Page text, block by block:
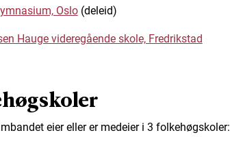
Oslo(deleid)
Hauge videregående skole, Fredrikstad
eier eller er medeier i 3 folkehøgskoler: